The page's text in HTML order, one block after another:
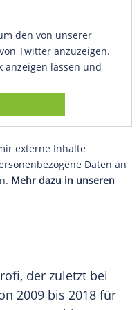
den von unserer
Twitter anzuzeigen.
anzeigen lassen und
externe Inhalte
Daten an
Mehr dazu in unseren
, der zuletzt bei
2009 bis 2018 für